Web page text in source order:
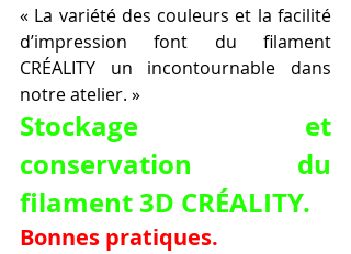
« La variété des couleurs et la facilité
d’impression font du filament
CRÉALITY un incontournable dans
notre atelier. »
Stockage et
conservation du
filament 3D CRÉALITY.
Bonnes pratiques.